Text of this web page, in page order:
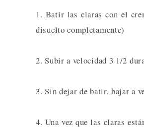
1. Batir las claras con el
disuelto completamente)
2. Subir a velocidad 3 1/2
3. Sin dejar de batir, bajar a
4. Una vez que las claras